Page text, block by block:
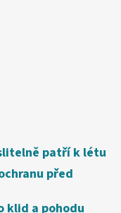
patří k létu
před
klid a pohodu